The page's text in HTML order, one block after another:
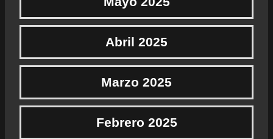
Abril 2025
Marzo 2025
Febrero 2025